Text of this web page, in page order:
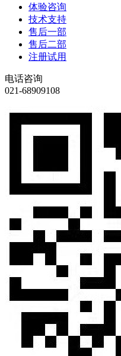
体验咨询
技术支持
售后一部
售后二部
注册试用
电话咨询
021-68909108